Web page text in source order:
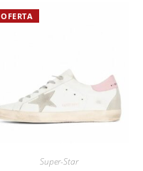
OFERTA
Super-Star